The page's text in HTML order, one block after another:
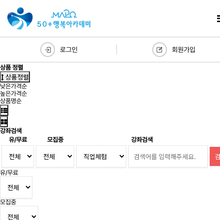
로그인 회원가입
상품 정렬
상품정렬
낮은가격순
높은가격순
상품명순
강좌검색
유/무료
모집중 강좌검색
유/무료
모집중